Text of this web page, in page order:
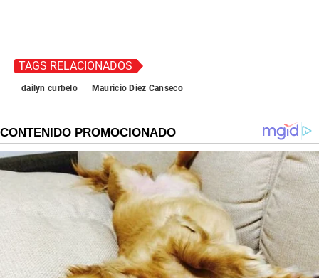
TAGS RELACIONADOS
dailyn curbelo Mauricio Diez Canseco